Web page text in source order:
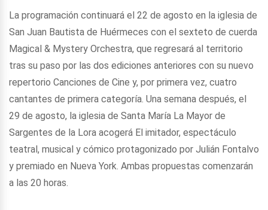
La programación continuará el 22 de agosto en la iglesia de
San Juan Bautista de Huérmeces con el sexteto de cuerda
Magical & Mystery Orchestra, que regresará al territorio
tras su paso por las dos ediciones anteriores con su nuevo
repertorio Canciones de Cine y, por primera vez, cuatro
cantantes de primera categoría. Una semana después, el
29 de agosto, la iglesia de Santa María La Mayor de
Sargentes de la Lora acogerá El imitador, espectáculo
teatral, musical y cómico protagonizado por Julián Fontalvo
y premiado en Nueva York. Ambas propuestas comenzarán
a las 20 horas.